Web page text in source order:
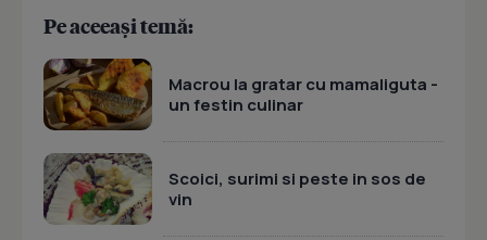
Pe aceeași temă:
Macrou la gratar cu mamaliguta -
un festin culinar
Scoici, surimi si peste in sos de
vin